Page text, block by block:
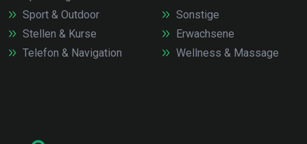
Sport & Outdoor
Stellen & Kurse
Telefon & Navigation
Sonstige
Erwachsene
Wellness & Massage